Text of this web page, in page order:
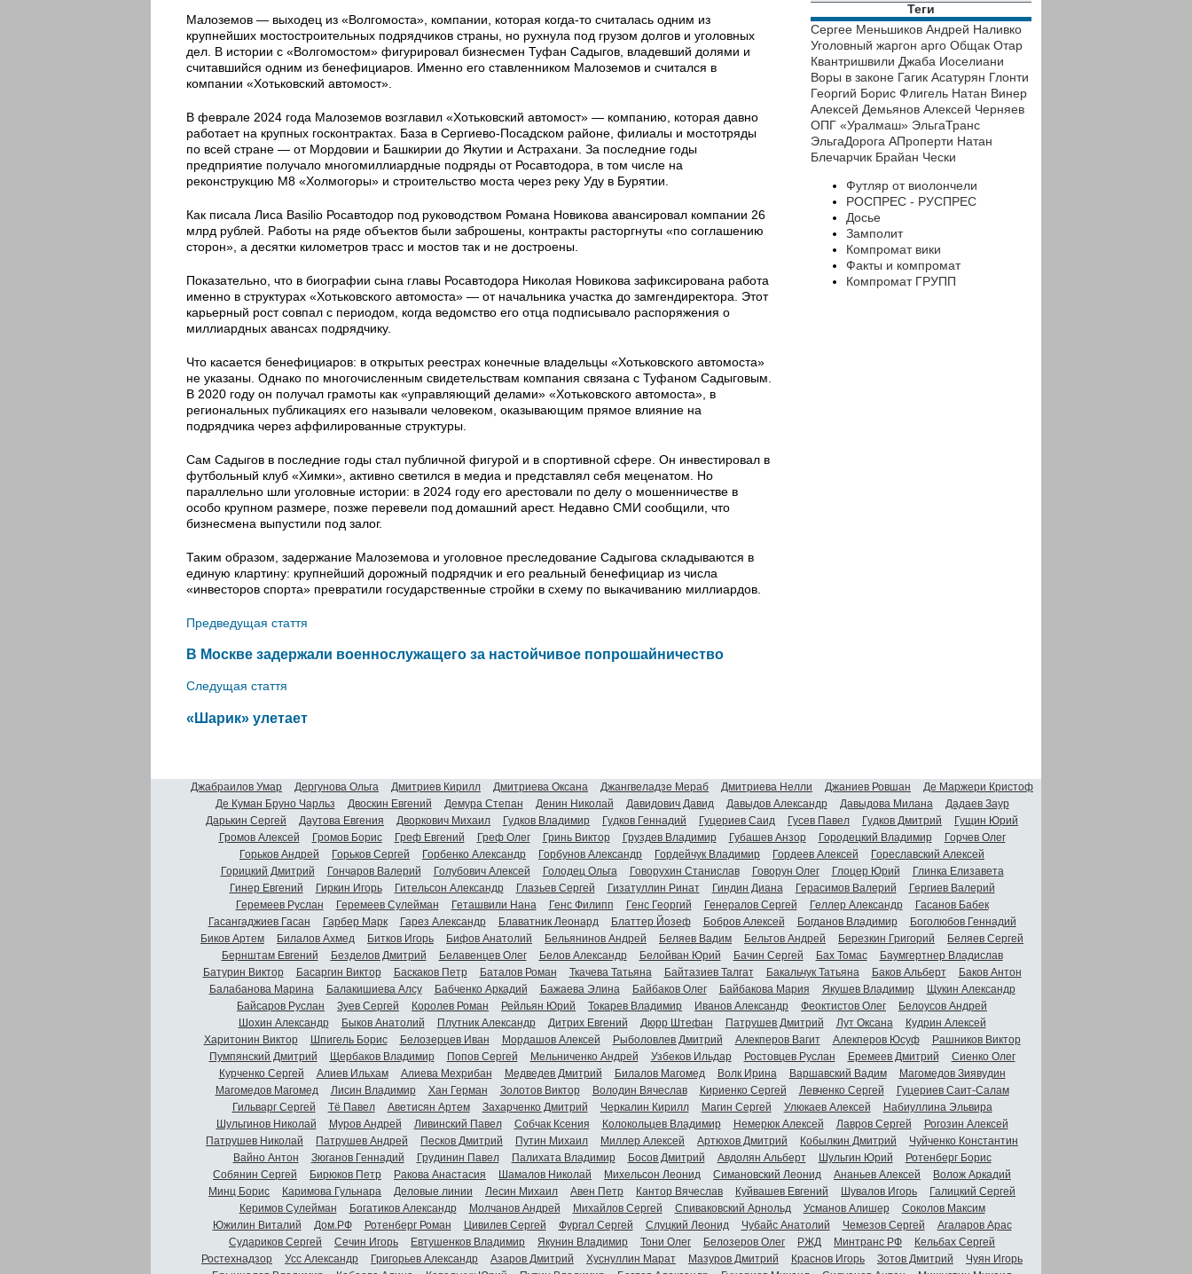
Малоземов — выходец из «Волгомоста», компании, которая когда-то считалась одним из
крупнейших мостостроительных подрядчиков страны, но рухнула под грузом долгов и уголовных
дел. В истории с «Волгомостом» фигурировал бизнесмен Туфан Садыгов, владевший долями и
считавшийся одним из бенефициаров. Именно его ставленником Малоземов и считался в
компании «Хотьковский автомост».
В феврале 2024 года Малоземов возглавил «Хотьковский автомост» — компанию, которая давно
работает на крупных госконтрактах. База в Сергиево-Посадском районе, филиалы и мостотряды
по всей стране — от Мордовии и Башкирии до Якутии и Астрахани. За последние годы
предприятие получало многомиллиардные подряды от Росавтодора, в том числе на
реконструкцию М8 «Холмогоры» и строительство моста через реку Уду в Бурятии.
Как писала Лиса Basilio Росавтодор под руководством Романа Новикова авансировал компании 26
млрд рублей. Работы на ряде объектов были заброшены, контракты расторгнуты «по соглашению
сторон», а десятки километров трасс и мостов так и не достроены.
Показательно, что в биографии сына главы Росавтодора Николая Новикова зафиксирована работа
именно в структурах «Хотьковского автомоста» — от начальника участка до замгендиректора. Этот
карьерный рост совпал с периодом, когда ведомство его отца подписывало распоряжения о
миллиардных авансах подрядчику.
Что касается бенефициаров: в открытых реестрах конечные владельцы «Хотьковского автомоста»
не указаны. Однако по многочисленным свидетельствам компания связана с Туфаном Садыговым.
В 2020 году он получал грамоты как «управляющий делами» «Хотьковского автомоста», в
региональных публикациях его называли человеком, оказывающим прямое влияние на
подрядчика через аффилированные структуры.
Сам Садыгов в последние годы стал публичной фигурой и в спортивной сфере. Он инвестировал в
футбольный клуб «Химки», активно светился в медиа и представлял себя меценатом. Но
параллельно шли уголовные истории: в 2024 году его арестовали по делу о мошенничестве в
особо крупном размере, позже перевели под домашний арест. Недавно СМИ сообщили, что
бизнесмена выпустили под залог.
Таким образом, задержание Малоземова и уголовное преследование Садыгова складываются в
единую клартину: крупнейший дорожный подрядчик и его реальный бенефициар из числа
«инвесторов спорта» превратили государственные стройки в схему по выкачиванию миллиардов.
Предведущая стаття
В Москве задержали военнослужащего за настойчивое попрошайничество
Следущая стаття
«Шарик» улетает
Теги
Сергее Меньшиков Андрей Наливко
Уголовный жаргон арго Общак Отар
Квантришвили Джаба Иоселиани
Воры в законе Гагик Асатурян Глонти
Георгий Борис Флигель Натан Винер
Алексей Демьянов Алексей Черняев
ОПГ «Уралмаш» ЭльгаТранс
ЭльгаДорога АПроперти Натан
Блечарчик Брайан Чески
Футляр от виолончели
РОСПРЕС - РУСПРЕС
Досье
Замполит
Компромат вики
Факты и компромат
Компромат ГРУПП
Джабраилов Умар Дергунова Ольга Дмитриев Кирилл Дмитриева Оксана Джангвеладзе Мераб Дмитриева Нелли Джаниев Ровшан
Де Маржери Кристоф
Де Куман Бруно Чарльз
Двоскин Евгений Демура Степан Денин Николай Давидович Давид Давыдов Александр Давыдова Милана
Дадаев Заур
Дарькин Сергей
Даутова Евгения Дворкович Михаил Гудков Владимир Гудков Геннадий Гуцериев Саид Гусев Павел Гудков Дмитрий
Гущин Юрий
Громов Алексей
Громов Борис Греф Евгений Греф Олег Гринь Виктор Груздев Владимир Губашев Анзор Городецкий Владимир
Горчев Олег
Горьков Андрей
Горьков Сергей Горбенко Александр Горбунов Александр Гордейчук Владимир Гордеев Алексей
Гореславский Алексей
Горицкий Дмитрий
Гончаров Валерий Голубович Алексей Голодец Ольга Говорухин Станислав Говорун Олег Глоцер Юрий
Глинка Елизавета
Гинер Евгений
Гиркин Игорь Гительсон Александр Глазьев Сергей Гизатуллин Ринат Гиндин Диана Герасимов Валерий
Гергиев Валерий
Геремеев Руслан
Геремеев Сулейман Геташвили Нана Генс Филипп Генс Георгий Генералов Сергей Геллер Александр
Гасанов Бабек
Гасангаджиев Гасан
Гарбер Марк Гарез Александр Блаватник Леонард Блаттер Йозеф Бобров Алексей Богданов Владимир
Боголюбов Геннадий
Биков Артем
Билалов Ахмед Битков Игорь Бифов Анатолий Бельянинов Андрей Беляев Вадим Бельтов Андрей Березкин Григорий
Беляев Сергей
Бернштам Евгений
Безделов Дмитрий Белавенцев Олег Белов Александр Белойван Юрий Бачин Сергей Бах Томас
Баумгертнер Владислав
Батурин Виктор
Басаргин Виктор Баскаков Петр Баталов Роман Ткачева Татьяна Байтазиев Талгат Бакальчук Татьяна Баков Альберт
Баков Антон
Балабанова Марина
Балакишиева Алсу Бабченко Аркадий Бажаева Элина Байбаков Олег Байбакова Мария Якушев Владимир
Щукин Александр
Байсаров Руслан
Зуев Сергей Королев Роман Рейльян Юрий Токарев Владимир Иванов Александр Феоктистов Олег
Белоусов Андрей
Шохин Александр
Быков Анатолий Плутник Александр Дитрих Евгений Дюрр Штефан Патрушев Дмитрий Лут Оксана
Кудрин Алексей
Харитонин Виктор
Шпигель Борис Белозерцев Иван Мордашов Алексей Рыболовлев Дмитрий Алекперов Вагит Алекперов Юсуф
Рашников Виктор
Пумпянский Дмитрий
Щербаков Владимир Попов Сергей Мельниченко Андрей Узбеков Ильдар Ростовцев Руслан Еремеев Дмитрий
Сиенко Олег
Курченко Сергей
Алиев Ильхам Алиева Мехрибан Медведев Дмитрий Билалов Магомед Волк Ирина Варшавский Вадим
Магомедов Зиявудин
Магомедов Магомед
Лисин Владимир Хан Герман Золотов Виктор Володин Вячеслав Кириенко Сергей Левченко Сергей
Гуцериев Саит-Салам
Гильварг Сергей
Тё Павел Аветисян Артем Захарченко Дмитрий Черкалин Кирилл Магин Сергей Улюкаев Алексей
Набиуллина Эльвира
Шульгинов Николай
Муров Андрей Ливинский Павел Собчак Ксения Колокольцев Владимир Немерюк Алексей Лавров Сергей
Рогозин Алексей
Патрушев Николай
Патрушев Андрей Песков Дмитрий Путин Михаил Миллер Алексей Артюхов Дмитрий Кобылкин Дмитрий
Чуйченко Константин
Вайно Антон
Зюганов Геннадий Грудинин Павел Палихата Владимир Босов Дмитрий Авдолян Альберт Шульгин Юрий
Ротенберг Борис
Собянин Сергей
Бирюков Петр Ракова Анастасия Шамалов Николай Михельсон Леонид Симановский Леонид Ананьев Алексей
Волож Аркадий
Минц Борис
Каримова Гульнара Деловые линии Лесин Михаил Авен Петр Кантор Вячеслав Куйвашев Евгений Шувалов Игорь
Галицкий Сергей
Керимов Сулейман
Богатиков Александр Молчанов Андрей Михайлов Сергей Спиваковский Арнольд Усманов Алишер
Соколов Максим
Южилин Виталий
Дом.РФ Ротенберг Роман Цивилев Сергей Фургал Сергей Слуцкий Леонид Чубайс Анатолий Чемезов Сергей
Агаларов Арас
Судариков Сергей
Сечин Игорь Евтушенков Владимир Якунин Владимир Тони Олег Белозеров Олег РЖД Минтранс РФ
Кельбах Сергей
Ростехнадзор
Усс Александр Григорьев Александр Азаров Дмитрий Хуснуллин Марат Мазуров Дмитрий Краснов Игорь Зотов Дмитрий
Чуян Игорь